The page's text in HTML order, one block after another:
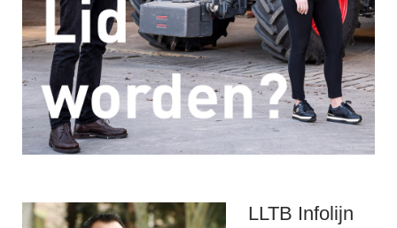
LLTB Infolijn